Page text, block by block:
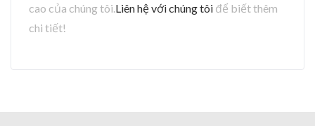
cao của chúng tôi.Liên hệ với chúng tôi để biết thêm
chi tiết!